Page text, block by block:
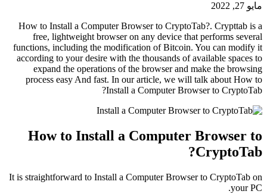
مايو 27, 2022
How to Install a Computer Browser to CryptoTab?. Crypttab is a
free, lightweight browser on any device that performs several
functions, including the modification of Bitcoin. You can modify it
according to your desire with the thousands of available spaces to
expand the operations of the browser and make the browsing
process easy And fast. In our article, we will talk about How to
Install a Computer Browser to CryptoTab?
How to Install a Computer Browser to
CryptoTab?
It is straightforward to Install a Computer Browser to CryptoTab on
your PC.